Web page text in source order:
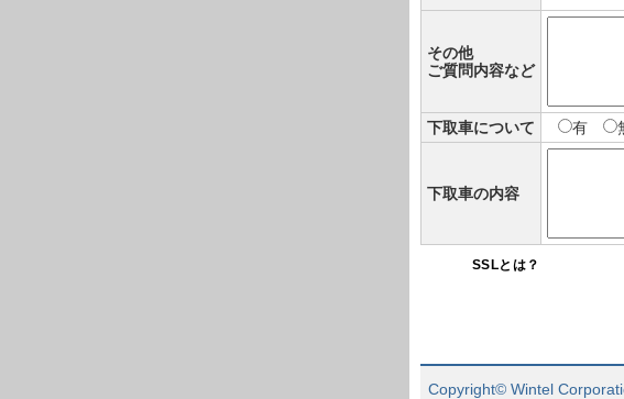
その他
ご質問内容など
下取車について 有
下取車の内容
SSLとは？
Copyright© Wintel